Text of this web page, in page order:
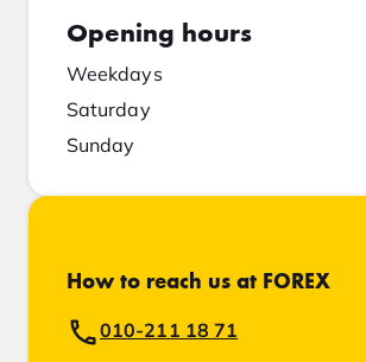
Opening hours
Weekdays
Saturday
Sunday
How to reach us at FOREX
010-211 18 71